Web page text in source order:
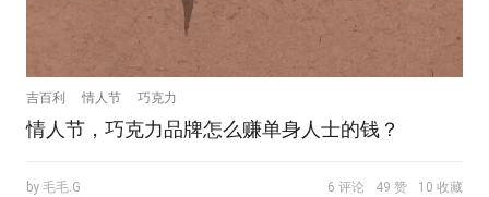
吉百利 情人节 巧克力
情人节，巧克力品牌怎么赚单身人士的钱？
by 毛毛.G 6 评论 49 赞 10 收藏